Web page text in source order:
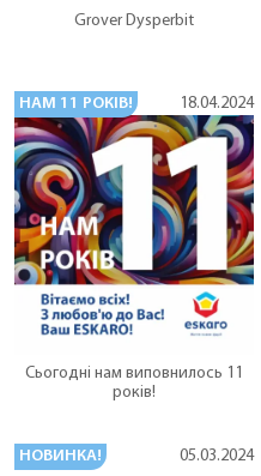
Grover Dysperbit
НАМ 11 РОКІВ! 18.04.2024
Сьогодні нам виповнилось 11
років!
НОВИНКА! 05.03.2024